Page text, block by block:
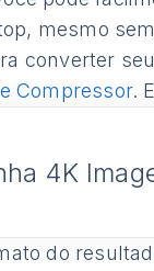
mesmo
converter
Compressor.
4K
do